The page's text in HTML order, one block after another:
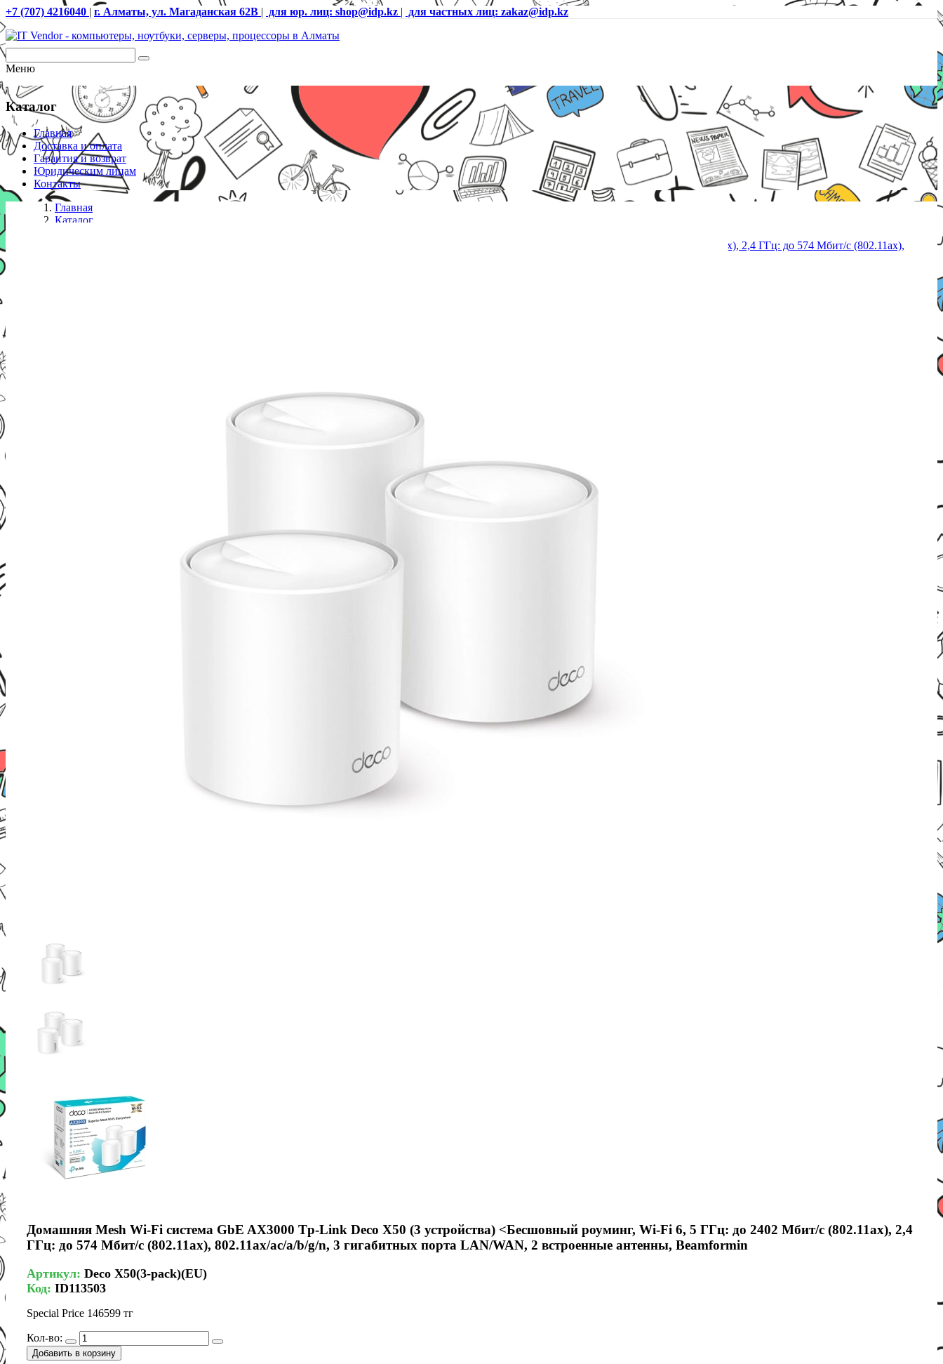
+7 (707) 4216040 | г. Алматы, ул. Магаданская 62В | для юр. лиц: shop@idp.kz | для частных лиц: zakaz@idp.kz
Меню
Каталог
Главная
Доставка и оплата
Гарантия и возврат
Юридическим лицам
Контакты
Главная
Каталог
Домашняя Mesh Wi-Fi система GbE AX3000 Tp-Link Deco X50 (3 устройства) <Бесшовный роуминг, Wi-Fi 6, 5 ГГц: до 2402 Мбит/с (802.11ax), 2,4 ГГц: до 574 Мбит/с (802.11ax),
Домашняя Mesh Wi-Fi система GbE AX3000 Tp-Link Deco X50 (3 устройства) <Бесшовный роуминг, Wi-Fi 6, 5 ГГц: до 2402 Мбит/с (802.11ax), 2,4
ГГц: до 574 Мбит/с (802.11ax), 802.11ax/ac/a/b/g/n, 3 гигабитных порта LAN/WAN, 2 встроенные антенны, Beamformin
Артикул: Deco X50(3-pack)(EU)
Код: ID113503
Special Price 146599 тг
Кол-во:
Добавить в корзину